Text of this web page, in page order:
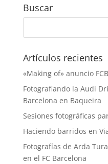
Buscar
Artículos recientes
«Making of» anuncio
Fotografiando la Audi
Barcelona en Baqueira
Sesiones fotográficas
Haciendo barridos en
Fotografías de Arda
en el FC Barcelona